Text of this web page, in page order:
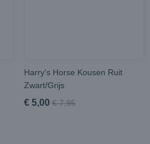
Harry's Horse Kousen Ruit
Zwart/Grijs
€ 5,00 € 7,95